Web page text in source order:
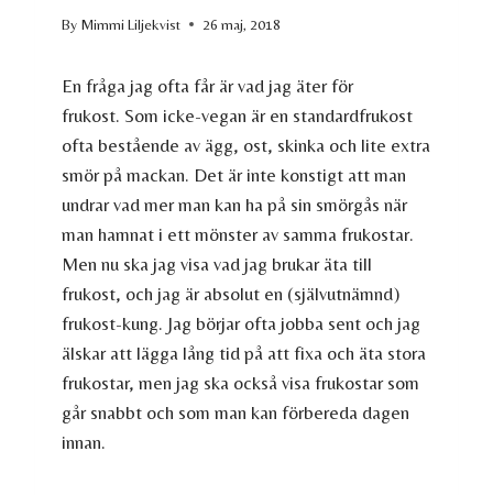
By Mimmi Liljekvist 26 maj, 2018
En fråga jag ofta får är vad jag äter för
frukost. Som icke-vegan är en standardfrukost
ofta bestående av ägg, ost, skinka och lite extra
smör på mackan. Det är inte konstigt att man
undrar vad mer man kan ha på sin smörgås när
man hamnat i ett mönster av samma frukostar.
Men nu ska jag visa vad jag brukar äta till
frukost, och jag är absolut en (självutnämnd)
frukost-kung. Jag börjar ofta jobba sent och jag
älskar att lägga lång tid på att fixa och äta stora
frukostar, men jag ska också visa frukostar som
går snabbt och som man kan förbereda dagen
innan.